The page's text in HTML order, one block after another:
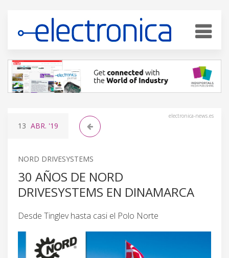
electronica-news.es
13 ABR. '19
NORD DRIVESYSTEMS
30 AÑOS DE NORD
DRIVESYSTEMS EN DINAMARCA
Desde Tinglev hasta casi el Polo Norte